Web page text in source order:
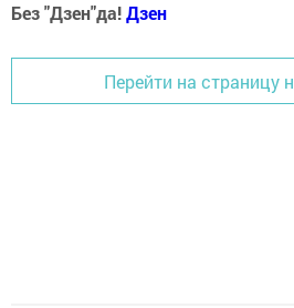
Без "Дзен"да!Дзен
Перейти на страницу